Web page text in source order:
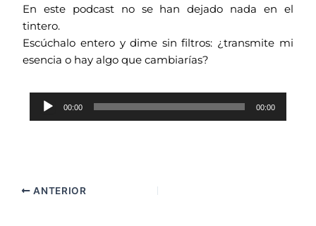
En este podcast no se han dejado nada en el
tintero.
Escúchalo entero y dime sin filtros: ¿transmite mi
esencia o hay algo que cambiarías?
Reproductor
00:00 00:00
ANTERIOR